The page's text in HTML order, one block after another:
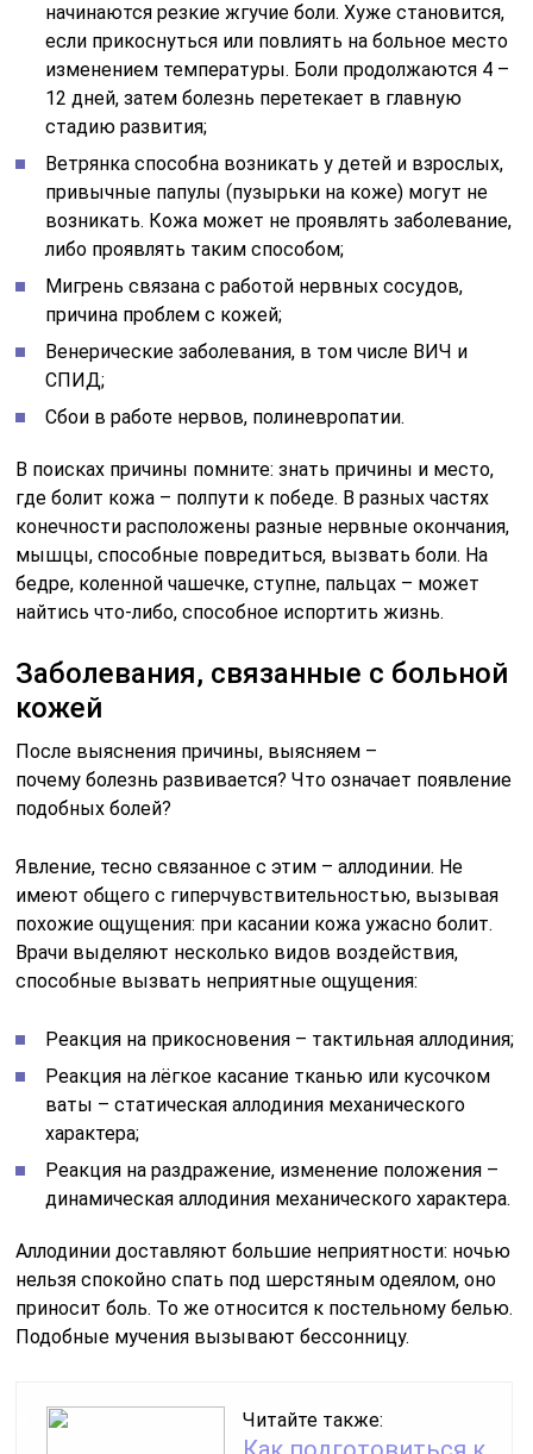
начинаются резкие жгучие боли. Хуже становится,
если прикоснуться или повлиять на больное место
изменением температуры. Боли продолжаются 4 –
12 дней, затем болезнь перетекает в главную
стадию развития;
Ветрянка способна возникать у детей и взрослых,
привычные папулы (пузырьки на коже) могут не
возникать. Кожа может не проявлять заболевание,
либо проявлять таким способом;
Мигрень связана с работой нервных сосудов,
причина проблем с кожей;
Венерические заболевания, в том числе ВИЧ и
СПИД;
Сбои в работе нервов, полиневропатии.
В поисках причины помните: знать причины и место,
где болит кожа – полпути к победе. В разных частях
конечности расположены разные нервные окончания,
мышцы, способные повредиться, вызвать боли. На
бедре, коленной чашечке, ступне, пальцах – может
найтись что-либо, способное испортить жизнь.
Заболевания, связанные с больной
кожей
После выяснения причины, выясняем –
почему болезнь развивается? Что означает появление
подобных болей?
Явление, тесно связанное с этим – аллодинии. Не
имеют общего с гиперчувствительностью, вызывая
похожие ощущения: при касании кожа ужасно болит.
Врачи выделяют несколько видов воздействия,
способные вызвать неприятные ощущения:
Реакция на прикосновения – тактильная аллодиния;
Реакция на лёгкое касание тканью или кусочком
ваты – статическая аллодиния механического
характера;
Реакция на раздражение, изменение положения –
динамическая аллодиния механического характера.
Аллодинии доставляют большие неприятности: ночью
нельзя спокойно спать под шерстяным одеялом, оно
приносит боль. То же относится к постельному белью.
Подобные мучения вызывают бессонницу.
Читайте также: